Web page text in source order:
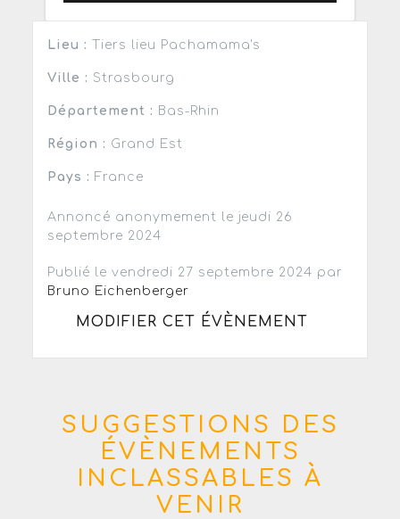
Lieu : Tiers lieu Pachamama's
Ville : Strasbourg
Département : Bas-Rhin
Région : Grand Est
Pays : France
Annoncé anonymement le jeudi 26
septembre 2024
Publié le vendredi 27 septembre 2024 par
Bruno Eichenberger
MODIFIER CET ÉVÈNEMENT
SUGGESTIONS DES
ÉVÈNEMENTS
INCLASSABLES À
VENIR